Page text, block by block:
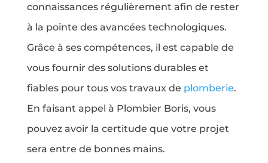
connaissances régulièrement afin de rester
à la pointe des avancées technologiques.
Grâce à ses compétences, il est capable de
vous fournir des solutions durables et
fiables pour tous vos travaux de plomberie.
En faisant appel à Plombier Boris, vous
pouvez avoir la certitude que votre projet
sera entre de bonnes mains.